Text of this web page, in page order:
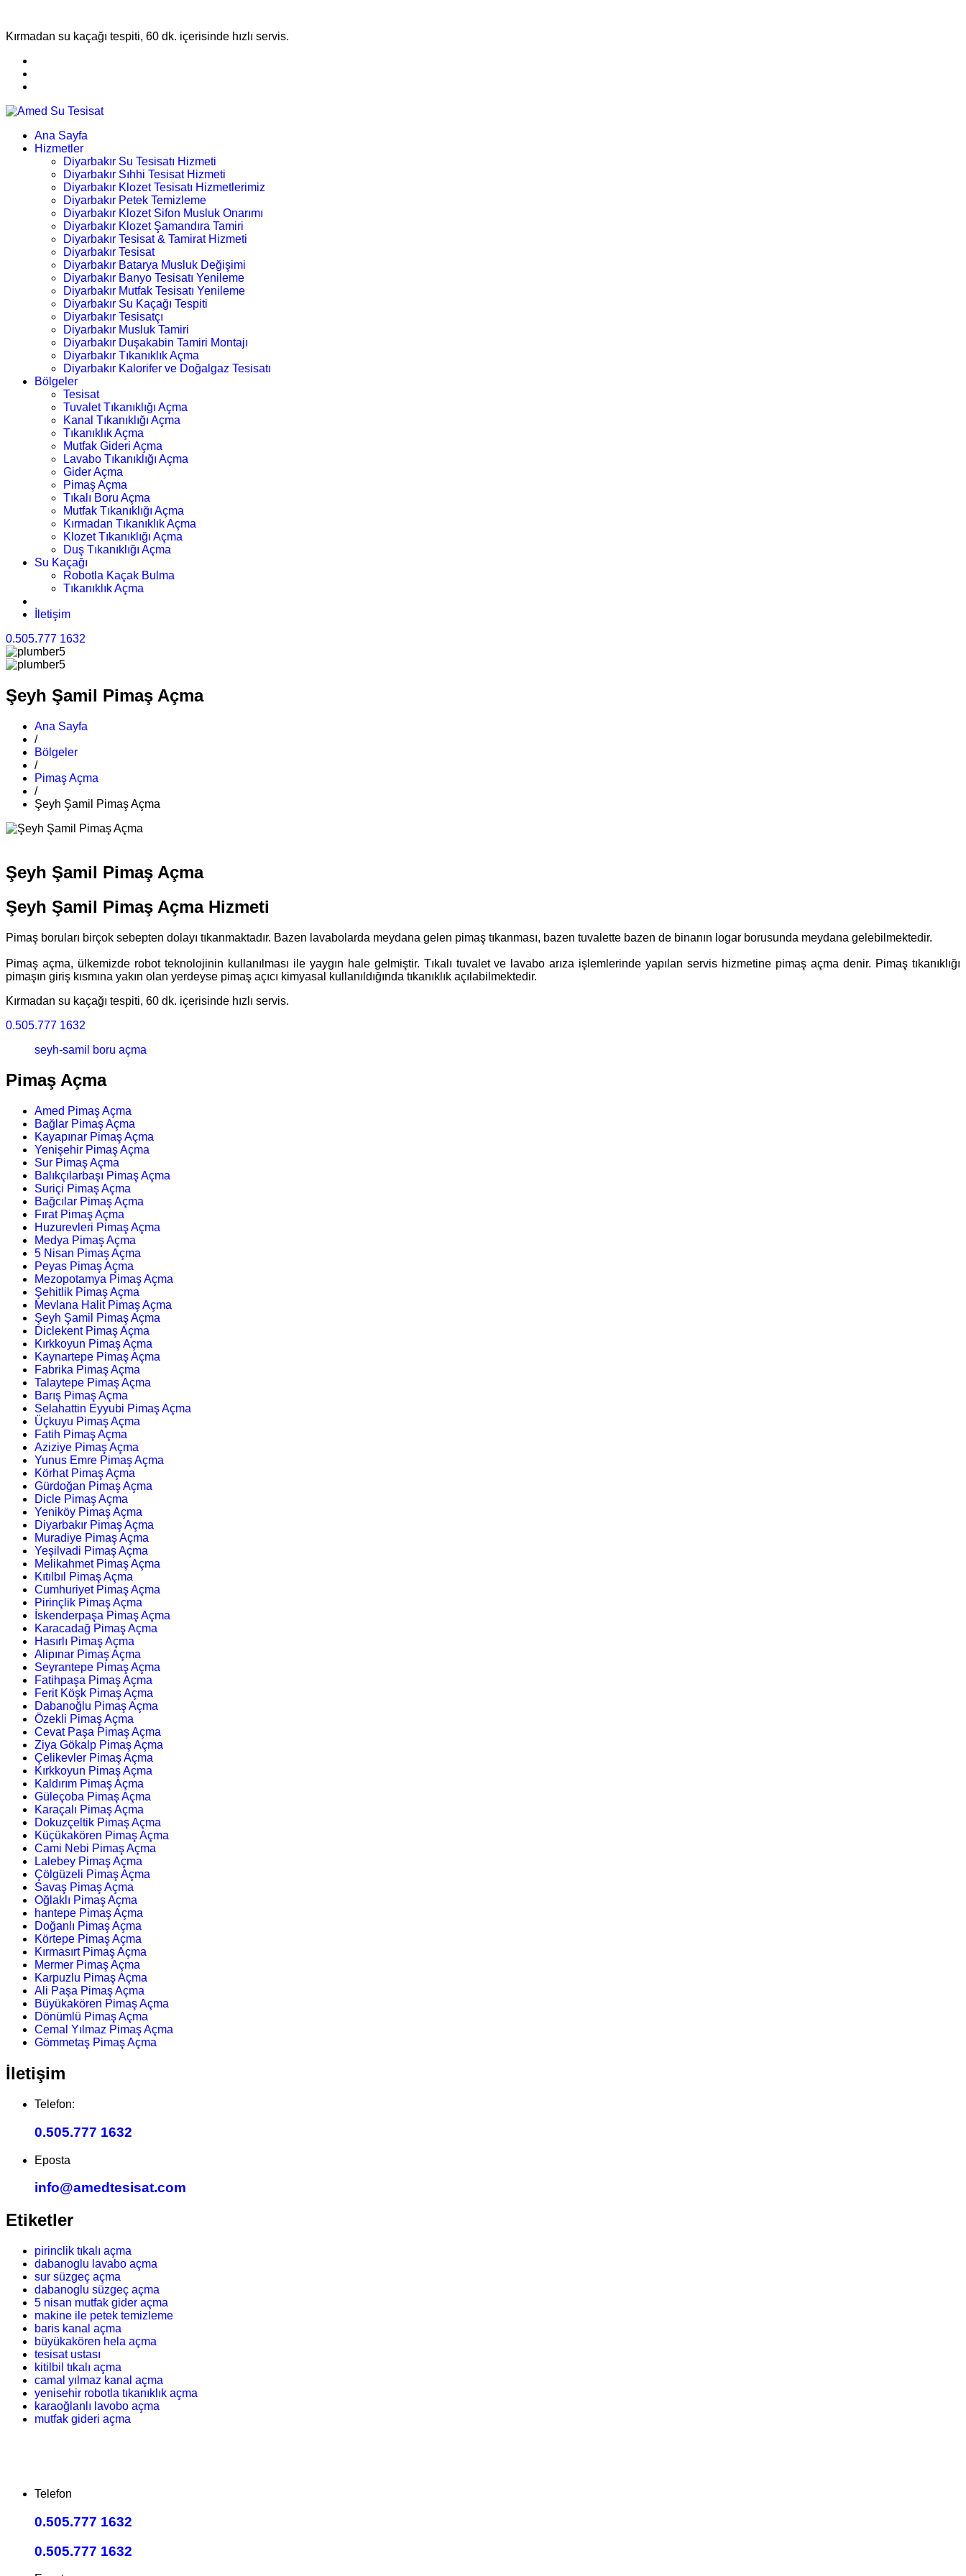
Kırmadan su kaçağı tespiti, 60 dk. içerisinde hızlı servis.
Ana Sayfa
Hizmetler
Diyarbakır Su Tesisatı Hizmeti
Diyarbakır Sıhhi Tesisat Hizmeti
Diyarbakır Klozet Tesisatı Hizmetlerimiz
Diyarbakır Petek Temizleme
Diyarbakır Klozet Sifon Musluk Onarımı
Diyarbakır Klozet Şamandıra Tamiri
Diyarbakır Tesisat & Tamirat Hizmeti
Diyarbakır Tesisat
Diyarbakır Batarya Musluk Değişimi
Diyarbakır Banyo Tesisatı Yenileme
Diyarbakır Mutfak Tesisatı Yenileme
Diyarbakır Su Kaçağı Tespiti
Diyarbakır Tesisatçı
Diyarbakır Musluk Tamiri
Diyarbakır Duşakabin Tamiri Montajı
Diyarbakır Tıkanıklık Açma
Diyarbakır Kalorifer ve Doğalgaz Tesisatı
Bölgeler
Tesisat
Tuvalet Tıkanıklığı Açma
Kanal Tıkanıklığı Açma
Tıkanıklık Açma
Mutfak Gideri Açma
Lavabo Tıkanıklığı Açma
Gider Açma
Pimaş Açma
Tıkalı Boru Açma
Mutfak Tıkanıklığı Açma
Kırmadan Tıkanıklık Açma
Klozet Tıkanıklığı Açma
Duş Tıkanıklığı Açma
Su Kaçağı
Robotla Kaçak Bulma
Tıkanıklık Açma
İletişim
0.505.777 1632
Şeyh Şamil Pimaş Açma
Ana Sayfa
/
Bölgeler
/
Pimaş Açma
/
Şeyh Şamil Pimaş Açma
Şeyh Şamil Pimaş Açma
Şeyh Şamil Pimaş Açma Hizmeti
Pimaş boruları birçok sebepten dolayı tıkanmaktadır. Bazen lavabolarda meydana gelen pimaş tıkanması, bazen tuvalette bazen de binanın logar borusunda meydana gelebilmektedir.
Pimaş açma, ülkemizde robot teknolojinin kullanılması ile yaygın hale gelmiştir. Tıkalı tuvalet ve lavabo arıza işlemlerinde yapılan servis hizmetine pimaş açma denir. Pimaş tıkanıklığı
pimaşın giriş kısmına yakın olan yerdeyse pimaş açıcı kimyasal kullanıldığında tıkanıklık açılabilmektedir.
Kırmadan su kaçağı tespiti, 60 dk. içerisinde hızlı servis.
0.505.777 1632
seyh-samil boru açma
Pimaş Açma
Amed Pimaş Açma
Bağlar Pimaş Açma
Kayapınar Pimaş Açma
Yenişehir Pimaş Açma
Sur Pimaş Açma
Balıkçılarbaşı Pimaş Açma
Suriçi Pimaş Açma
Bağcılar Pimaş Açma
Fırat Pimaş Açma
Huzurevleri Pimaş Açma
Medya Pimaş Açma
5 Nisan Pimaş Açma
Peyas Pimaş Açma
Mezopotamya Pimaş Açma
Şehitlik Pimaş Açma
Mevlana Halit Pimaş Açma
Şeyh Şamil Pimaş Açma
Diclekent Pimaş Açma
Kırkkoyun Pimaş Açma
Kaynartepe Pimaş Açma
Fabrika Pimaş Açma
Talaytepe Pimaş Açma
Barış Pimaş Açma
Selahattin Eyyubi Pimaş Açma
Üçkuyu Pimaş Açma
Fatih Pimaş Açma
Aziziye Pimaş Açma
Yunus Emre Pimaş Açma
Körhat Pimaş Açma
Gürdoğan Pimaş Açma
Dicle Pimaş Açma
Yeniköy Pimaş Açma
Diyarbakır Pimaş Açma
Muradiye Pimaş Açma
Yeşilvadi Pimaş Açma
Melikahmet Pimaş Açma
Kıtılbıl Pimaş Açma
Cumhuriyet Pimaş Açma
Pirinçlik Pimaş Açma
İskenderpaşa Pimaş Açma
Karacadağ Pimaş Açma
Hasırlı Pimaş Açma
Alipınar Pimaş Açma
Seyrantepe Pimaş Açma
Fatihpaşa Pimaş Açma
Ferit Köşk Pimaş Açma
Dabanoğlu Pimaş Açma
Özekli Pimaş Açma
Cevat Paşa Pimaş Açma
Ziya Gökalp Pimaş Açma
Çelikevler Pimaş Açma
Kırkkoyun Pimaş Açma
Kaldırım Pimaş Açma
Güleçoba Pimaş Açma
Karaçalı Pimaş Açma
Dokuzçeltik Pimaş Açma
Küçükakören Pimaş Açma
Cami Nebi Pimaş Açma
Lalebey Pimaş Açma
Çölgüzeli Pimaş Açma
Savaş Pimaş Açma
Oğlaklı Pimaş Açma
hantepe Pimaş Açma
Doğanlı Pimaş Açma
Körtepe Pimaş Açma
Kırmasırt Pimaş Açma
Mermer Pimaş Açma
Karpuzlu Pimaş Açma
Ali Paşa Pimaş Açma
Büyükakören Pimaş Açma
Dönümlü Pimaş Açma
Cemal Yılmaz Pimaş Açma
Gömmetaş Pimaş Açma
İletişim
Telefon:
0.505.777 1632
Eposta
info@amedtesisat.com
Etiketler
pirinclik tıkalı açma
dabanoglu lavabo açma
sur süzgeç açma
dabanoglu süzgeç açma
5 nisan mutfak gider açma
makine ile petek temizleme
baris kanal açma
büyükakören hela açma
tesisat ustası
kitilbil tıkalı açma
camal yılmaz kanal açma
yenisehir robotla tıkanıklık açma
karaoğlanlı lavobo açma
mutfak gideri açma
Telefon
0.505.777 1632
0.505.777 1632